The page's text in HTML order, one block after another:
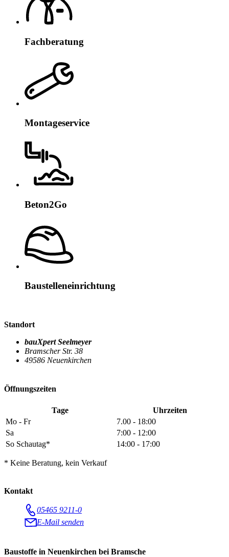
Fachberatung
Montageservice
Beton2Go
Baustelleneinrichtung
Standort
bauXpert Seelmeyer
Bramscher Str. 38
49586 Neuenkirchen
Öffnungszeiten
Tage
Uhrzeiten
Mo - Fr
7.00 - 18:00
Sa
7:00 - 12:00
So Schautag*
14:00 - 17:00
* Keine Beratung, kein Verkauf
Kontakt
05465 9211-0
E-Mail senden
Baustoffe in Neuenkirchen bei Bramsche